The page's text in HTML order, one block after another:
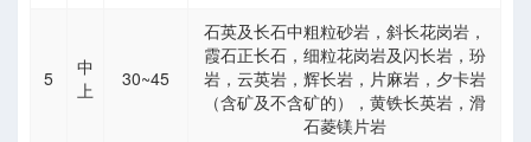
5
中
上
30~45
石英及长石中粗粒砂岩，斜长花岗岩，
霞石正长石，细粒花岗岩及闪长岩，玢
岩，云英岩，辉长岩，片麻岩，夕卡岩
（含矿及不含矿的），黄铁长英岩，滑
石菱镁片岩